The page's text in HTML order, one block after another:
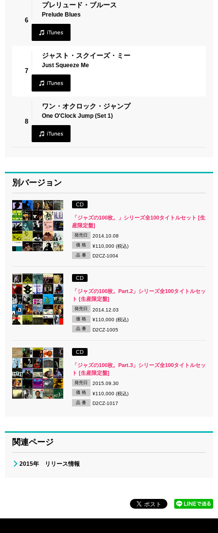
6
プレリュード・ブルース
Prelude Blues
7
ジャスト・スクイーズ・ミー
Just Squeeze Me
8
ワン・オクロック・ジャンプ
One O'Clock Jump (Set 1)
別バージョン
CD
「ジャズの100枚。」シリーズ全100タイトルセット [生
産限定盤]
発売日 2014.10.08
価 格 ¥110,000 (税込)
品 番 D2CZ-1004
CD
「ジャズの100枚。Part.2」シリーズ全100タイトルセッ
ト [生産限定盤]
発売日 2014.12.03
価 格 ¥110,000 (税込)
品 番 D2CZ-1005
CD
「ジャズの100枚。Part.3」シリーズ全100タイトルセッ
ト [生産限定盤]
発売日 2015.09.30
価 格 ¥110,000 (税込)
品 番 D2CZ-1017
関連ページ
2015年 リリース情報